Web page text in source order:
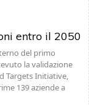
entro il 2050
del primo
la validazione
Targets Initiative,
139 aziende a